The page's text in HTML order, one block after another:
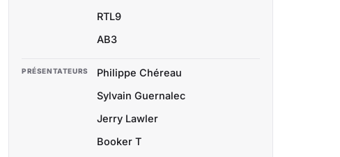
RTL9
AB3
PRÉSENTATEURS
Philippe Chéreau
Sylvain Guernalec
Jerry Lawler
Booker T